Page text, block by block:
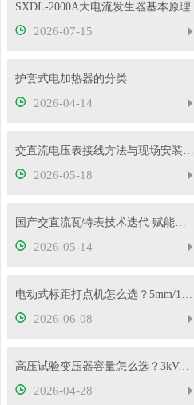
SXDL-2000A大电流发生器基本原理
2026-07-15
护套式电加热器的分类
2026-04-14
交直流电压表接线方法与现场安装实操教程
2026-05-18
国产交直流瓦特表技术迭代 赋能电力精准计量与能效管理
2026-05-14
电动式标距打点机怎么选？5mm/10mm 标距怎么挑？
2026-06-08
高压试验变压器容量怎么选？3kVA、5kVA、10kVA够用吗
2026-04-28